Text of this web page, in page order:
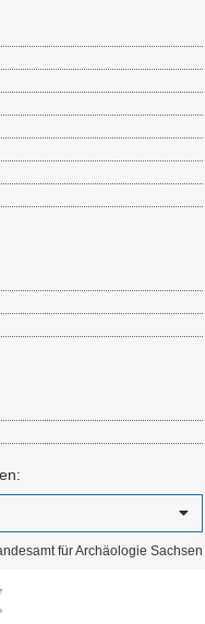
für Archäologie Sachsen